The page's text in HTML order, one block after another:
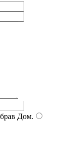
Дом.